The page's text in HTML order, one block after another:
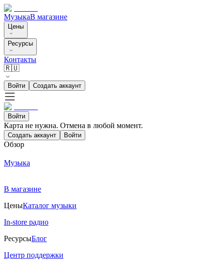
МузыкаВ магазине
Цены
Ресурсы
Контакты
🇷🇺
Войти Создать аккаунт
Войти
Карта не нужна. Отмена в любой момент.
Создать аккаунт Войти
Обзор
Музыка
В магазине
ЦеныКаталог музыки
In-store радио
РесурсыБлог
Центр поддержки